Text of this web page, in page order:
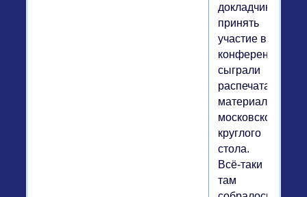
докладчиков
принять
участие в
конференции
сыграли
распечатанные
материалы
московского
круглого
стола.
Всё-таки
там